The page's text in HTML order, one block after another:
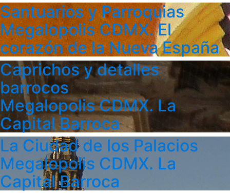
Santuarios y Parroquias
Megalopolis CDMX. El
corazón de la Nueva España
Caprichos y detalles
barrocos
Megalopolis CDMX. La
Capital Barroca
La Ciudad de los Palacios
Megalopolis CDMX. La
Capital Barroca